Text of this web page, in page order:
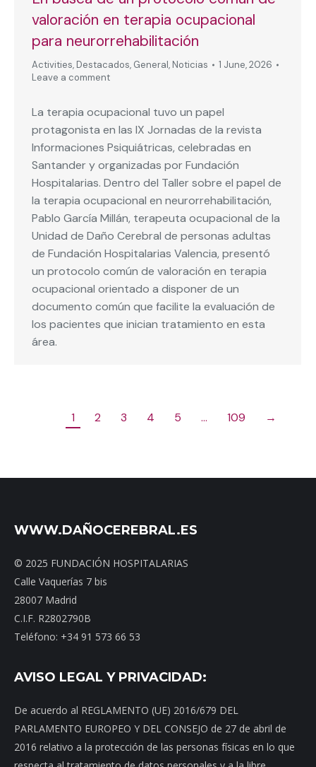
valoración en terapia ocupacional
para neurorrehabilitación
Activities, Destacados, General, Noticias
1 June, 2026
Leave a comment
La terapia ocupacional tuvo un papel
protagonista en las IX Jornadas de la revista
Informaciones Psiquiátricas, celebradas en
Santander y organizadas por Fundación
Hospitalarias. Dentro del Taller sobre el papel de
la terapia ocupacional en neurorrehabilitación,
Pablo García Millán, terapeuta ocupacional de la
Unidad de Daño Cerebral de personas adultas
de Fundación Hospitalarias Valencia, presentó
un protocolo común de valoración en terapia
ocupacional orientado a disponer de un
documento común que facilite la evaluación de
los pacientes que inician tratamiento en esta
área.
1 2 3 4 5 … 109 →
WWW.DAÑOCEREBRAL.ES
© 2025 FUNDACIÓN HOSPITALARIAS
Calle Vaquerías 7 bis
28007 Madrid
C.I.F. R2802790B
Teléfono: +34 91 573 66 53
AVISO LEGAL Y PRIVACIDAD:
De acuerdo al REGLAMENTO (UE) 2016/679 DEL
PARLAMENTO EUROPEO Y DEL CONSEJO de 27 de abril de
2016 relativo a la protección de las personas físicas en lo que